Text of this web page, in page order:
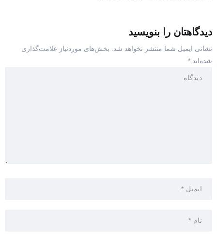
دیدگاهتان را بنویسید
نشانی ایمیل شما منتشر نخواهد شد.
بخش‌های موردنیاز علامت‌گذاری
شده‌اند *